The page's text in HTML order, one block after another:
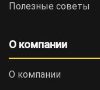
Полезные советы
О компании
О компании